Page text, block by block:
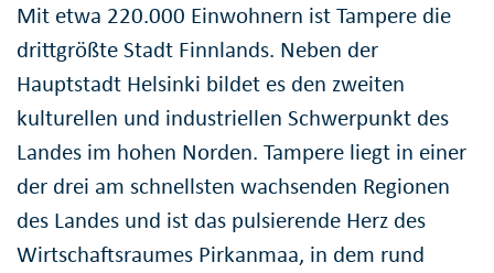
Mit etwa 220.000 Einwohnern ist Tampere die
drittgrößte Stadt Finnlands. Neben der
Hauptstadt Helsinki bildet es den zweiten
kulturellen und industriellen Schwerpunkt des
Landes im hohen Norden. Tampere liegt in einer
der drei am schnellsten wachsenden Regionen
des Landes und ist das pulsierende Herz des
Wirtschaftsraumes Pirkanmaa, in dem rund